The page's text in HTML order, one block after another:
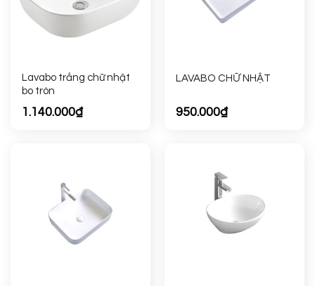
Lavabo trắng chữ nhật
bo tròn
1.140.000₫
LAVABO CHỮ NHẬT
950.000₫